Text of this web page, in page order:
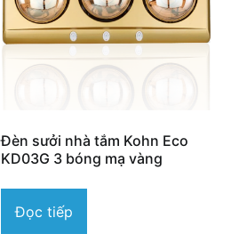
Đèn sưởi nhà tắm Kohn Eco
KD03G 3 bóng mạ vàng
Đọc tiếp